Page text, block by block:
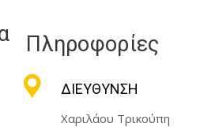
Πληροφορίες
ΔΙΕΎΘΥΝΣΗ
Χαριλάου Τρικούπη